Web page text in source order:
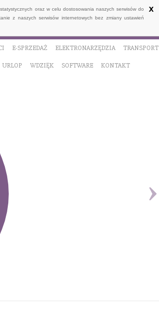
oraz w celu dostosowania naszych serwisów do
z naszych serwisów internetowych bez zmiany ustawień
x
E-SPRZEDAŻ ELEKTRONARZĘDZIA TRANSPORT
URLOP WDZIĘK SOFTWARE KONTAKT